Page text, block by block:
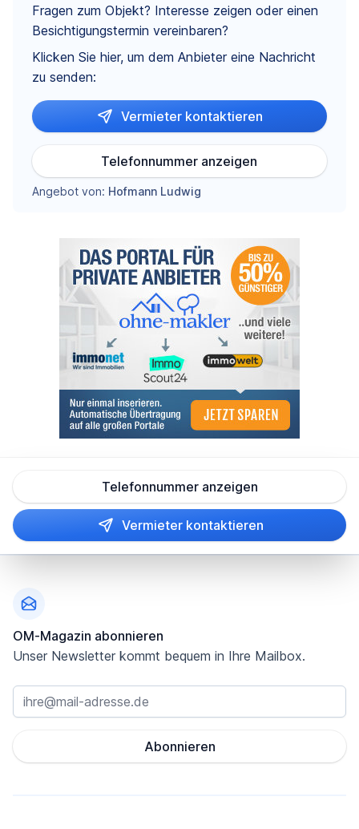
Fragen zum Objekt? Interesse zeigen oder einen
Besichtigungstermin vereinbaren?
Klicken Sie hier, um dem Anbieter eine Nachricht
zu senden:
Vermieter kontaktieren
Telefonnummer anzeigen
Angebot von: Hofmann Ludwig
Telefonnummer anzeigen
Vermieter kontaktieren
OM-Magazin abonnieren
Unser Newsletter kommt bequem in Ihre Mailbox.
Abonnieren